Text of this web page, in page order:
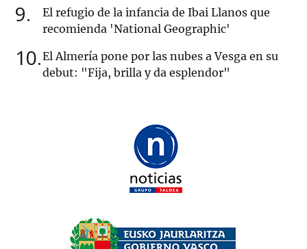
9
El refugio de la infancia de Ibai Llanos que
recomienda 'National Geographic'
10 El Almería pone por las nubes a Vesga en su
debut: "Fija, brilla y da esplendor"